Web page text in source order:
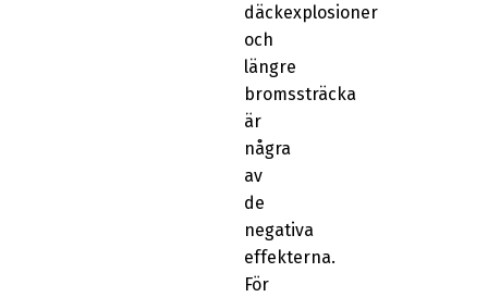
däckexplosioner
och
längre
bromssträcka
är
några
av
de
negativa
effekterna.
För